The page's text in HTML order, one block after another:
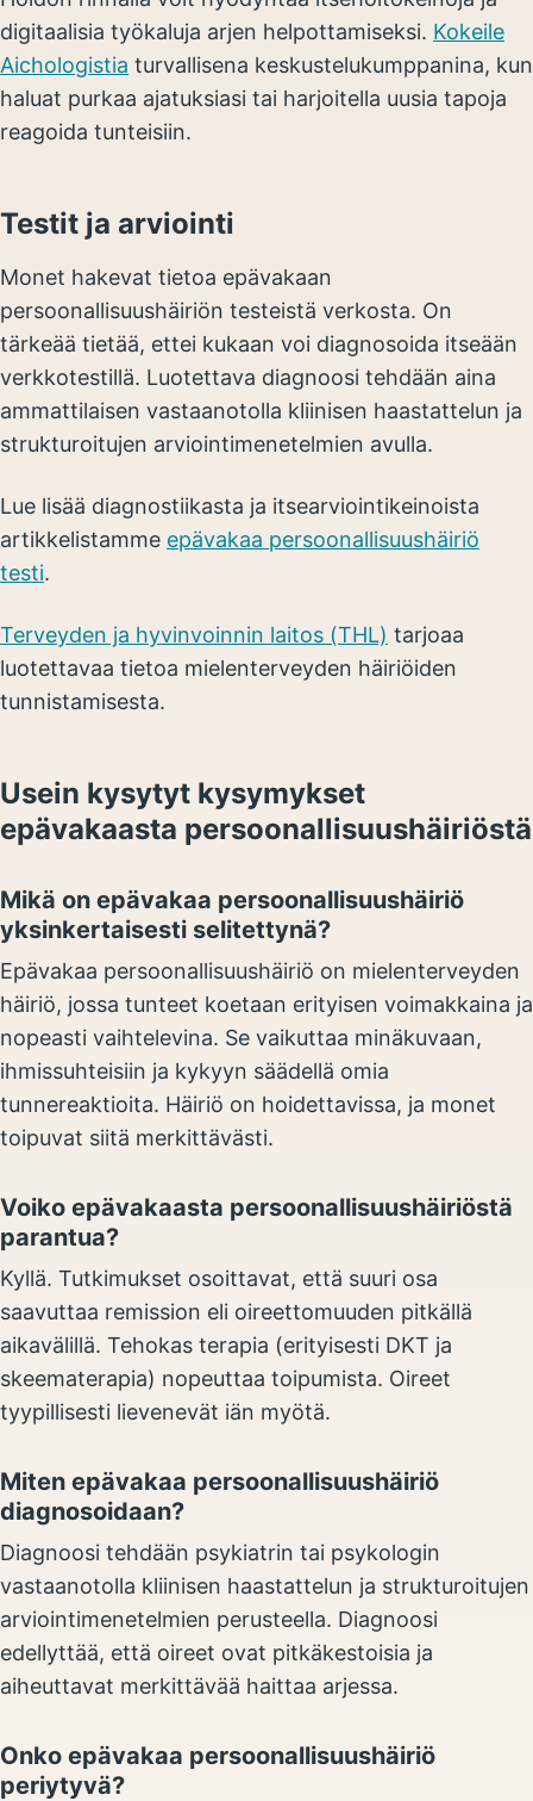
digitaalisia työkaluja arjen helpottamiseksi. Kokeile
Aichologistia turvallisena keskustelukumppanina, kun
haluat purkaa ajatuksiasi tai harjoitella uusia tapoja
reagoida tunteisiin.
Testit ja arviointi
Monet hakevat tietoa epävakaan
persoonallisuushäiriön testeistä verkosta. On
tärkeää tietää, ettei kukaan voi diagnosoida itseään
verkkotestillä. Luotettava diagnoosi tehdään aina
ammattilaisen vastaanotolla kliinisen haastattelun ja
strukturoitujen arviointimenetelmien avulla.
Lue lisää diagnostiikasta ja itsearviointikeinoista
artikkelistamme epävakaa persoonallisuushäiriö
testi.
Terveyden ja hyvinvoinnin laitos (THL) tarjoaa
luotettavaa tietoa mielenterveyden häiriöiden
tunnistamisesta.
Usein kysytyt kysymykset
epävakaasta persoonallisuushäiriöstä
Mikä on epävakaa persoonallisuushäiriö
yksinkertaisesti selitettynä?
Epävakaa persoonallisuushäiriö on mielenterveyden
häiriö, jossa tunteet koetaan erityisen voimakkaina ja
nopeasti vaihtelevina. Se vaikuttaa minäkuvaan,
ihmissuhteisiin ja kykyyn säädellä omia
tunnereaktioita. Häiriö on hoidettavissa, ja monet
toipuvat siitä merkittävästi.
Voiko epävakaasta persoonallisuushäiriöstä
parantua?
Kyllä. Tutkimukset osoittavat, että suuri osa
saavuttaa remission eli oireettomuuden pitkällä
aikavälillä. Tehokas terapia (erityisesti DKT ja
skeematerapia) nopeuttaa toipumista. Oireet
tyypillisesti lievenevät iän myötä.
Miten epävakaa persoonallisuushäiriö
diagnosoidaan?
Diagnoosi tehdään psykiatrin tai psykologin
vastaanotolla kliinisen haastattelun ja strukturoitujen
arviointimenetelmien perusteella. Diagnoosi
edellyttää, että oireet ovat pitkäkestoisia ja
aiheuttavat merkittävää haittaa arjessa.
Onko epävakaa persoonallisuushäiriö
periytyvä?